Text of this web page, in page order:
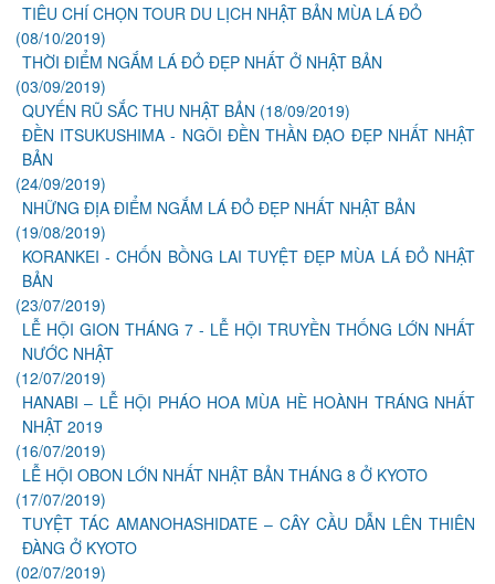
TIÊU CHÍ CHỌN TOUR DU LỊCH NHẬT BẢN MÙA LÁ ĐỎ
(08/10/2019)
THỜI ĐIỂM NGẮM LÁ ĐỎ ĐẸP NHẤT Ở NHẬT BẢN
(03/09/2019)
QUYẾN RŨ SẮC THU NHẬT BẢN (18/09/2019)
ĐỀN ITSUKUSHIMA - NGÔI ĐỀN THẦN ĐẠO ĐẸP NHẤT NHẬT
BẢN
(24/09/2019)
NHỮNG ĐỊA ĐIỂM NGẮM LÁ ĐỎ ĐẸP NHẤT NHẬT BẢN
(19/08/2019)
KORANKEI - CHỐN BỒNG LAI TUYỆT ĐẸP MÙA LÁ ĐỎ NHẬT
BẢN
(23/07/2019)
LỄ HỘI GION THÁNG 7 - LỄ HỘI TRUYỀN THỐNG LỚN NHẤT
NƯỚC NHẬT
(12/07/2019)
HANABI – LỄ HỘI PHÁO HOA MÙA HÈ HOÀNH TRÁNG NHẤT
NHẬT 2019
(16/07/2019)
LỄ HỘI OBON LỚN NHẤT NHẬT BẢN THÁNG 8 Ở KYOTO
(17/07/2019)
TUYỆT TÁC AMANOHASHIDATE – CÂY CẦU DẪN LÊN THIÊN
ĐÀNG Ở KYOTO
(02/07/2019)